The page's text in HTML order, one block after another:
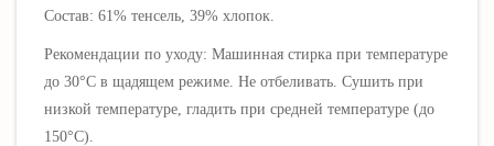
Состав: 61% тенсель, 39% хлопок.
Рекомендации по уходу: Машинная стирка при температуре
до 30°C в щадящем режиме. Не отбеливать. Сушить при
низкой температуре, гладить при средней температуре (до
150°C).